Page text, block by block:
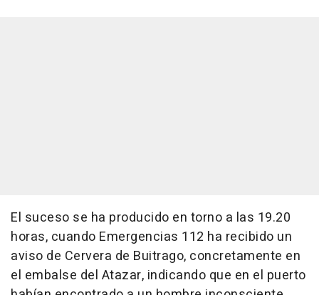
El suceso se ha producido en torno a las 19.20
horas, cuando Emergencias 112 ha recibido un
aviso de Cervera de Buitrago, concretamente en
el embalse del Atazar, indicando que en el puerto